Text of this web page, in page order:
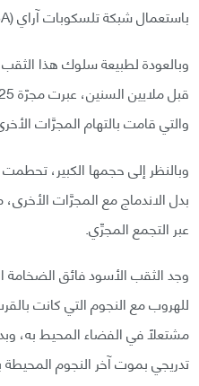
باستعمال شبكة تلسكوبات آراي (VLBA).
وبالعودة لطبيعة سلوك هذا الثقب
والتي قامت بالتهام المجرَّات
بدل الاندماج مع المجرَّات
عبر التجمع المجرِّي.
وجد الثقب الأسود فائق الضخامة
للهروب مع النجوم التي كانت
مشتعلًا في الفضاء المحيط به،
تدريجي بموت آخر النجوم المحيطة